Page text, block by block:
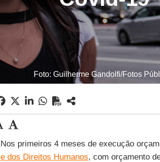
Foto: Guilherme Gandolfi/Fotos
Nos primeiros 4 meses de execução
e dos Direitos Humanos, com orçamento